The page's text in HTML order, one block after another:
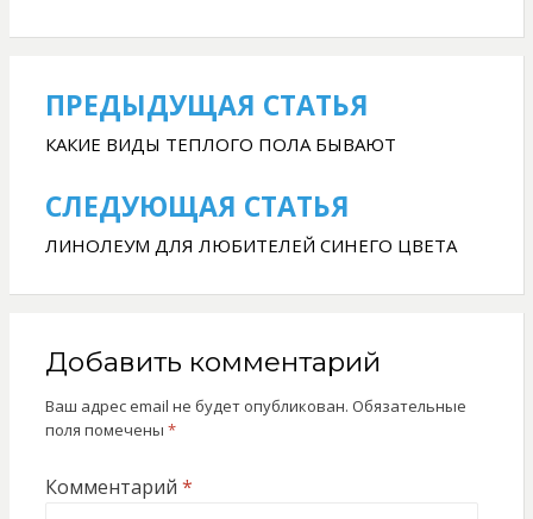
Навигация
по
записям
ПРЕДЫДУЩАЯ СТАТЬЯ
КАКИЕ ВИДЫ ТЕПЛОГО ПОЛА БЫВАЮТ
СЛЕДУЮЩАЯ СТАТЬЯ
ЛИНОЛЕУМ ДЛЯ ЛЮБИТЕЛЕЙ СИНЕГО ЦВЕТА
Добавить комментарий
Ваш адрес email не будет опубликован. Обязательные
поля помечены *
Комментарий *